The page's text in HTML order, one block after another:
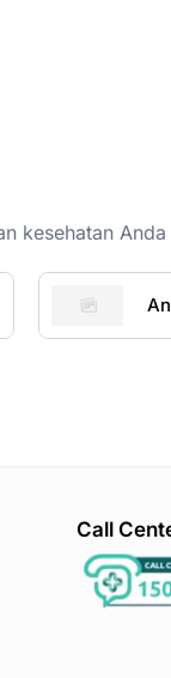
kesehatan
Call